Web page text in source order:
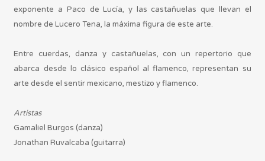
exponente a Paco de Lucía, y las castañuelas que llevan el
nombre de Lucero Tena, la máxima figura de este arte.
Entre cuerdas, danza y castañuelas, con un repertorio que
abarca desde lo clásico español al flamenco, representan su
arte desde el sentir mexicano, mestizo y flamenco.
Artistas
Gamaliel Burgos (danza)
Jonathan Ruvalcaba (guitarra)